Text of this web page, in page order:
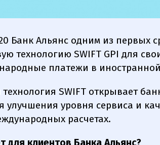
Банк Альянс одним из первых
технологию SWIFT GPI для
платежи в
SWIFT открывает
улучшения уровня сервиса и
расчетах.